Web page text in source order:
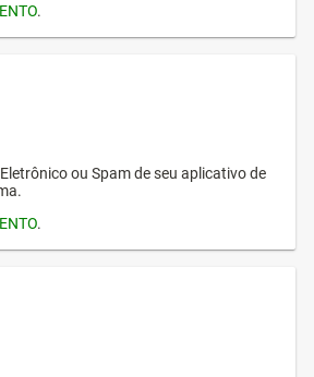
.
ou Spam de seu aplicativo de
.